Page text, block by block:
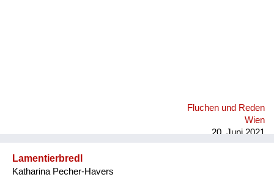
Fluchen und Reden
Wien
20. Juni 2021
Lamentierbredl
Katharina Pecher-Havers